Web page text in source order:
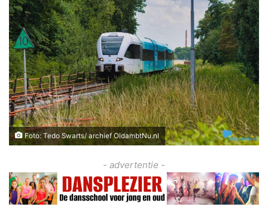
Foto: Tedo Swarts/ archief OldambtNu.nl
- advertentie -